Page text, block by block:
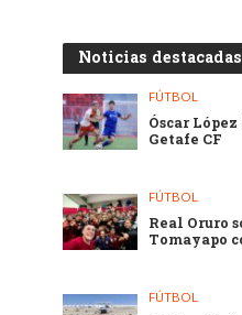
Noticias destacadas
FÚTBOL
Óscar
Getafe CF
FÚTBOL
Real Oruro
Tomayapo
FÚTBOL